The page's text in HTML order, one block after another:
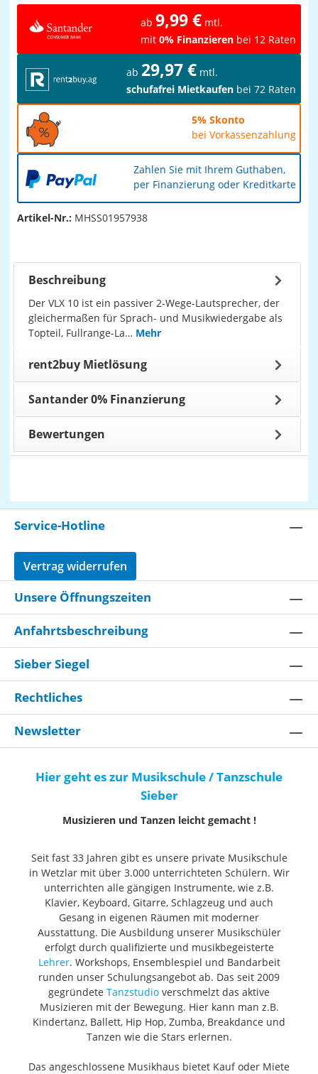
ab 9,99 € mtl.
mit 0% Finanzieren bei 12 Raten
ab 29,97 € mtl.
schufafrei Mietkaufen bei 72 Raten
5% Skonto
bei Vorkassenzahlung
Zahlen Sie mit Ihrem Guthaben,
per Finanzierung oder Kreditkarte
Artikel-Nr.: MHSS01957938
Beschreibung
Der VLX 10 ist ein passiver 2-Wege-Lautsprecher, der
gleichermaßen für Sprach- und Musikwiedergabe als
Topteil, Fullrange-La… Mehr
rent2buy Mietlösung
Santander 0% Finanzierung
Bewertungen
Service-Hotline
Vertrag widerrufen
Unsere Öffnungszeiten
Anfahrtsbeschreibung
Sieber Siegel
Rechtliches
Newsletter
Hier geht es zur Musikschule / Tanzschule
Sieber
Musizieren und Tanzen leicht gemacht !
Seit fast 33 Jahren gibt es unsere private Musikschule
in Wetzlar mit über 3.000 unterrichteten Schülern. Wir
unterrichten alle gängigen Instrumente, wie z.B.
Klavier, Keyboard, Gitarre, Schlagzeug und auch
Gesang in eigenen Räumen mit moderner
Ausstattung. Die Ausbildung unserer Musikschüler
erfolgt durch qualifizierte und musikbegeisterte
Lehrer. Workshops, Ensemblespiel und Bandarbeit
runden unser Schulungsangebot ab. Das seit 2009
gegründete Tanzstudio verschmelzt das aktive
Musizieren mit der Bewegung. Hier kann man z.B.
Kindertanz, Ballett, Hip Hop, Zumba, Breakdance und
Tanzen wie die Stars erlernen.
Das angeschlossene Musikhaus bietet Kauf oder Miete